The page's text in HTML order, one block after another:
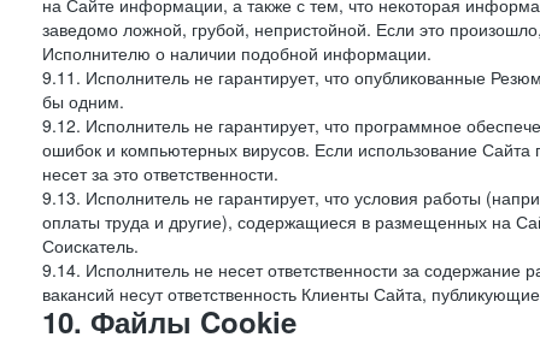
на Сайте информации, а также с тем, что некоторая
заведомо ложной, грубой, непристойной. Если это
Исполнителю о наличии подобной информации.
9.11. Исполнитель не гарантирует, что опубликованные
бы одним.
9.12. Исполнитель не гарантирует, что программное
ошибок и компьютерных вирусов. Если использование
несет за это ответственности.
9.13. Исполнитель не гарантирует, что условия работы
оплаты труда и другие), содержащиеся в размещенных на
Соискатель.
9.14. Исполнитель не несет ответственности за
вакансий несут ответственность Клиенты Сайта,
10. Файлы Cookie